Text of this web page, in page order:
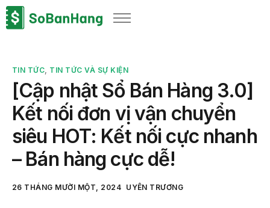
Sản phẩm
Bảng giá
Blog
Thông tin thuế
Về chúng tôi
TIN TỨC, TIN TỨC VÀ SỰ KIỆN
[Cập nhật Sổ Bán Hàng 3.0]
Kết nối đơn vị vận chuyển
siêu HOT: Kết nối cực nhanh
– Bán hàng cực dễ!
26 THÁNG MƯỜI MỘT, 2024 UYÊN TRƯƠNG